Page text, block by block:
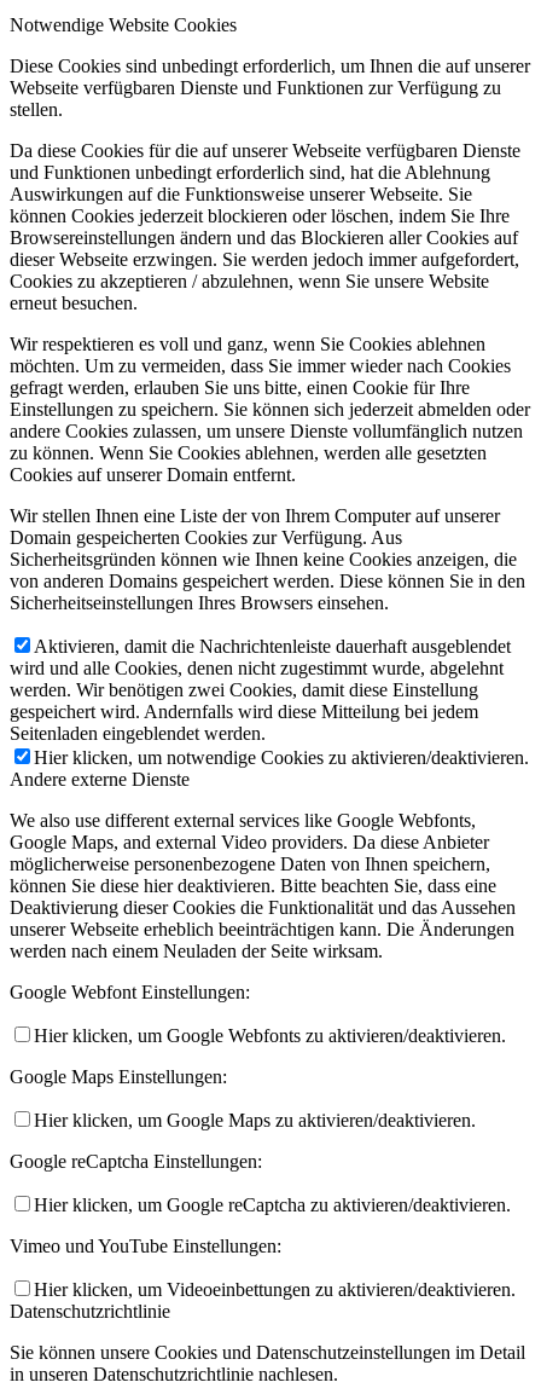
Notwendige Website Cookies
Diese Cookies sind unbedingt erforderlich, um Ihnen die auf unserer
Webseite verfügbaren Dienste und Funktionen zur Verfügung zu
stellen.
Da diese Cookies für die auf unserer Webseite verfügbaren Dienste
und Funktionen unbedingt erforderlich sind, hat die Ablehnung
Auswirkungen auf die Funktionsweise unserer Webseite. Sie
können Cookies jederzeit blockieren oder löschen, indem Sie Ihre
Browsereinstellungen ändern und das Blockieren aller Cookies auf
dieser Webseite erzwingen. Sie werden jedoch immer aufgefordert,
Cookies zu akzeptieren / abzulehnen, wenn Sie unsere Website
erneut besuchen.
Wir respektieren es voll und ganz, wenn Sie Cookies ablehnen
möchten. Um zu vermeiden, dass Sie immer wieder nach Cookies
gefragt werden, erlauben Sie uns bitte, einen Cookie für Ihre
Einstellungen zu speichern. Sie können sich jederzeit abmelden oder
andere Cookies zulassen, um unsere Dienste vollumfänglich nutzen
zu können. Wenn Sie Cookies ablehnen, werden alle gesetzten
Cookies auf unserer Domain entfernt.
Wir stellen Ihnen eine Liste der von Ihrem Computer auf unserer
Domain gespeicherten Cookies zur Verfügung. Aus
Sicherheitsgründen können wie Ihnen keine Cookies anzeigen, die
von anderen Domains gespeichert werden. Diese können Sie in den
Sicherheitseinstellungen Ihres Browsers einsehen.
Aktivieren, damit die Nachrichtenleiste dauerhaft ausgeblendet
wird und alle Cookies, denen nicht zugestimmt wurde, abgelehnt
werden. Wir benötigen zwei Cookies, damit diese Einstellung
gespeichert wird. Andernfalls wird diese Mitteilung bei jedem
Seitenladen eingeblendet werden.
Hier klicken, um notwendige Cookies zu aktivieren/deaktivieren.
Andere externe Dienste
We also use different external services like Google Webfonts,
Google Maps, and external Video providers. Da diese Anbieter
möglicherweise personenbezogene Daten von Ihnen speichern,
können Sie diese hier deaktivieren. Bitte beachten Sie, dass eine
Deaktivierung dieser Cookies die Funktionalität und das Aussehen
unserer Webseite erheblich beeinträchtigen kann. Die Änderungen
werden nach einem Neuladen der Seite wirksam.
Google Webfont Einstellungen:
Hier klicken, um Google Webfonts zu aktivieren/deaktivieren.
Google Maps Einstellungen:
Hier klicken, um Google Maps zu aktivieren/deaktivieren.
Google reCaptcha Einstellungen:
Hier klicken, um Google reCaptcha zu aktivieren/deaktivieren.
Vimeo und YouTube Einstellungen:
Hier klicken, um Videoeinbettungen zu aktivieren/deaktivieren.
Datenschutzrichtlinie
Sie können unsere Cookies und Datenschutzeinstellungen im Detail
in unseren Datenschutzrichtlinie nachlesen.